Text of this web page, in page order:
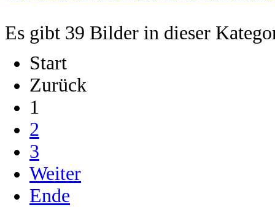
Es gibt 39 Bilder in dieser
Start
Zurück
1
2
3
Weiter
Ende